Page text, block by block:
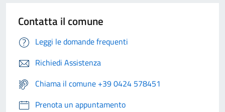
Contatta il comune
Leggi le domande frequenti
Richiedi Assistenza
Chiama il comune +39 0424 578451
Prenota un appuntamento